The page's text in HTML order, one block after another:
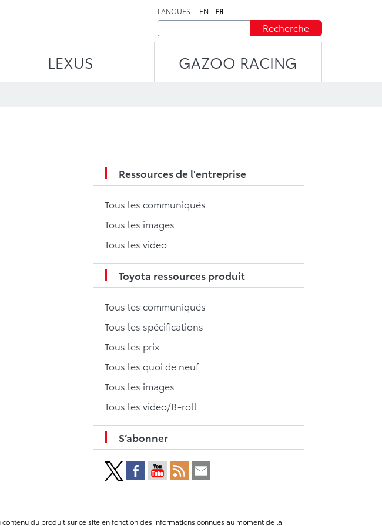
LANGUES EN FR
Recherche
LEXUS GAZOO RACING
Ressources de l'entreprise
Tous les communiqués
Tous les images
Tous les video
Toyota ressources produit
Tous les communiqués
Tous les spécifications
Tous les prix
Tous les quoi de neuf
Tous les images
Tous les video/B-roll
S’abonner
du produit sur ce site en fonction des informations connues au moment de la